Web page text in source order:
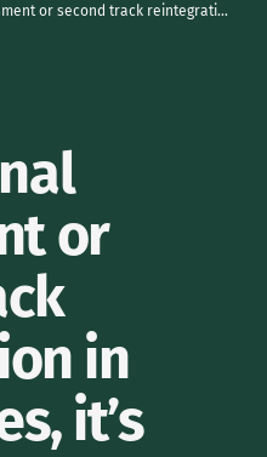
occupational assessment or second track reintegration in english? yes, it’s possible!
or
in
it’s